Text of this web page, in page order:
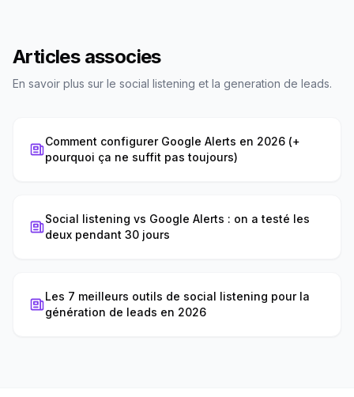
Articles associes
En savoir plus sur le social listening et la generation de leads.
Comment configurer Google Alerts en 2026 (+
pourquoi ça ne suffit pas toujours)
Social listening vs Google Alerts : on a testé les
deux pendant 30 jours
Les 7 meilleurs outils de social listening pour la
génération de leads en 2026